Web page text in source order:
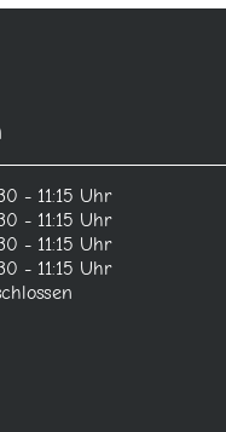
- 11:15 Uhr
- 11:15 Uhr
- 11:15 Uhr
- 11:15 Uhr